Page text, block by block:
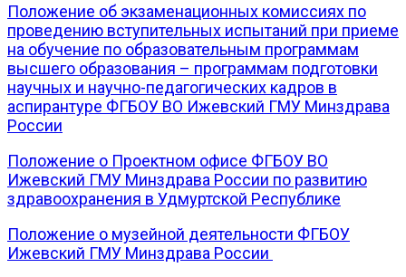
Положение об экзаменационных комиссиях по
проведению вступительных испытаний при приеме
на обучение по образовательным программам
высшего образования – программам подготовки
научных и научно-педагогических кадров в
аспирантуре ФГБОУ ВО Ижевский ГМУ Минздрава
России
Положение о Проектном офисе ФГБОУ ВО
Ижевский ГМУ Минздрава России по развитию
здравоохранения в Удмуртской Республике
Положение о музейной деятельности ФГБОУ
Ижевский ГМУ Минздрава России